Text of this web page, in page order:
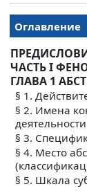
Оглавление
ЧАСТЬ I
ГЛАВА 1
§ 1.
§ 2. Имена
деятельности
§ 3.
§ 4. Место
§ 5. Шкала